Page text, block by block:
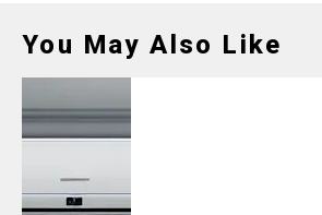
You May Also Like